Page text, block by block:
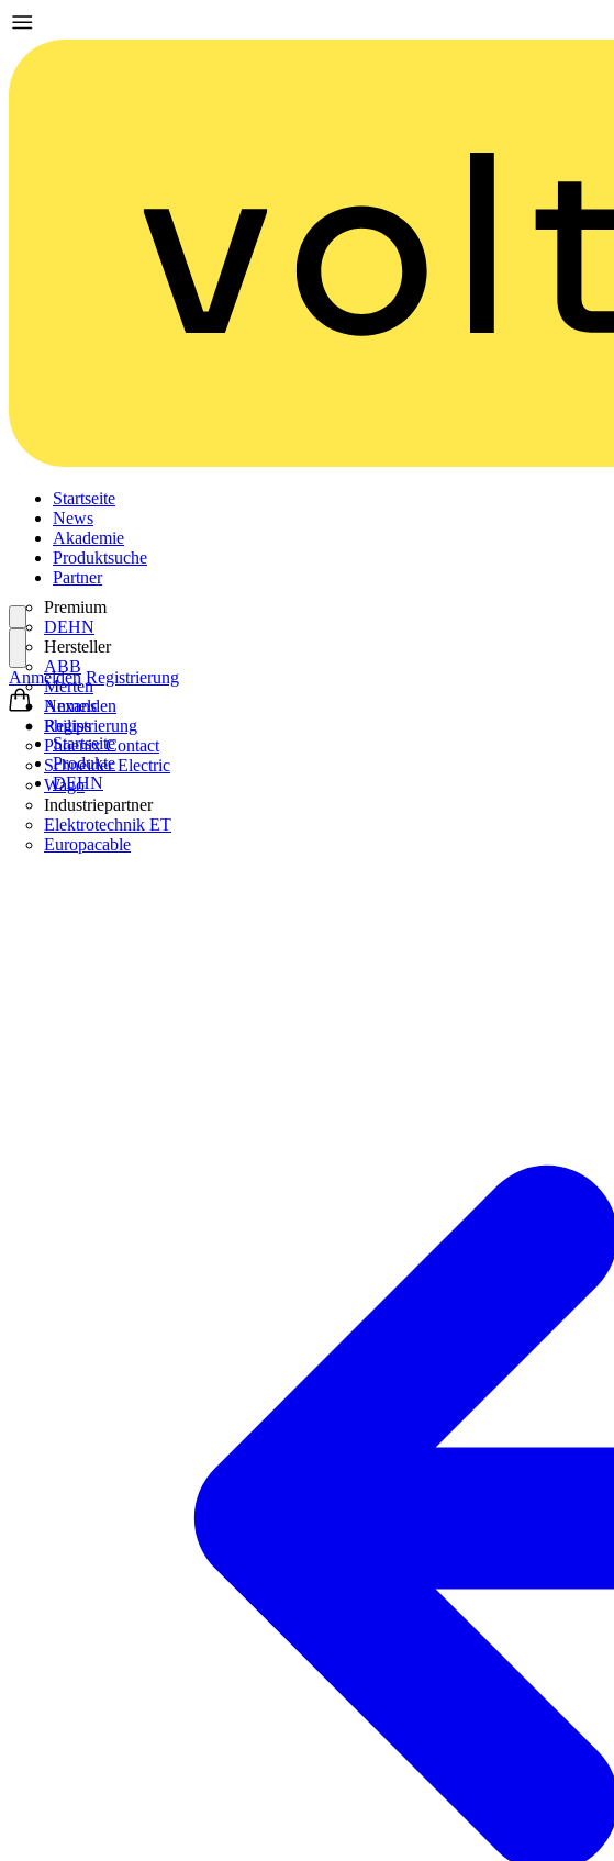
Startseite
News
Akademie
Produktsuche
Partner
Premium
DEHN
Hersteller
ABB
Merten
Nexans
Philips
Phoenix Contact
Schneider Electric
Wago
Industriepartner
Elektrotechnik ET
Europacable
Anmelden
Registrierung
Anmelden Registrierung
Startseite
Produkte
DEHN